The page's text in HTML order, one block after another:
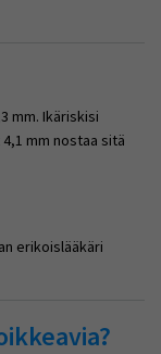
mm. Ikäriskisi
mm nostaa sitä
erikoislääkäri